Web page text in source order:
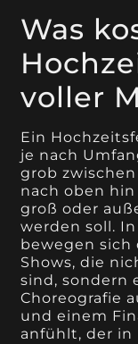
Was
voller
Ein
je nach
grob
nach oben
groß oder
werden soll.
bewegen sich
Shows, die
sind, sondern
Choreografie
und einem
anfühlt, der in